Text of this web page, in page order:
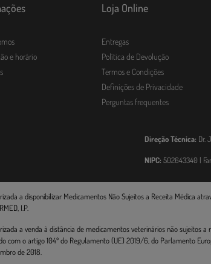
e horário
Loja Online
Entregas
Política de Devolução
Termos e Condições
Definições de Privacidade
Perguntas frequentes
Direção Técnica: Dr.
NIPC: 502643340 |
a disponibilizar Medicamentos Não Sujeitos a Receita Médica
I.P.
a venda à distância de medicamentos veterinários não sujeitos a
com o artigo 104º do Regulamento (UE) 2019/6, do Parlamento
de 2018.